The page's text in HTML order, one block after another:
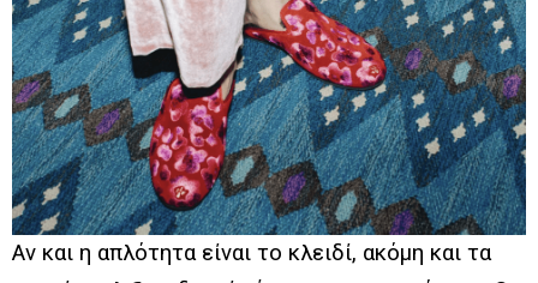
Αν και η απλότητα είναι το κλειδί, ακόμη και τα